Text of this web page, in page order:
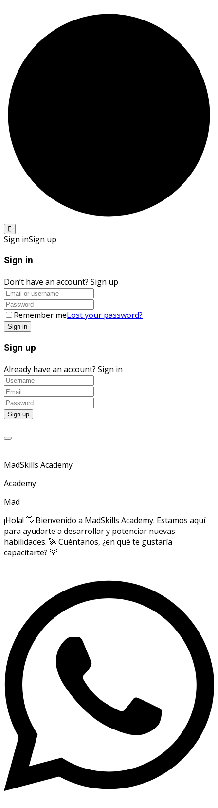
Sign inSign up
Sign in
Don’t have an account? Sign up
Remember meLost your password?
Sign up
Already have an account? Sign in
MadSkills Academy
Academy
Mad
¡Hola! 👋 Bienvenido a MadSkills Academy. Estamos aquí
para ayudarte a desarrollar y potenciar nuevas
habilidades. 🚀 Cuéntanos, ¿en qué te gustaría
capacitarte? 💡